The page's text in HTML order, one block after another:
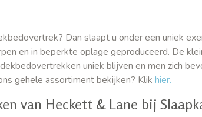
Dan slaapt u onder een uniek
en in beperkte oplage geproduceerd. De
uniek blijven en men zich
gehele assortiment bekijken? Klik hier.
van Heckett & Lane bij